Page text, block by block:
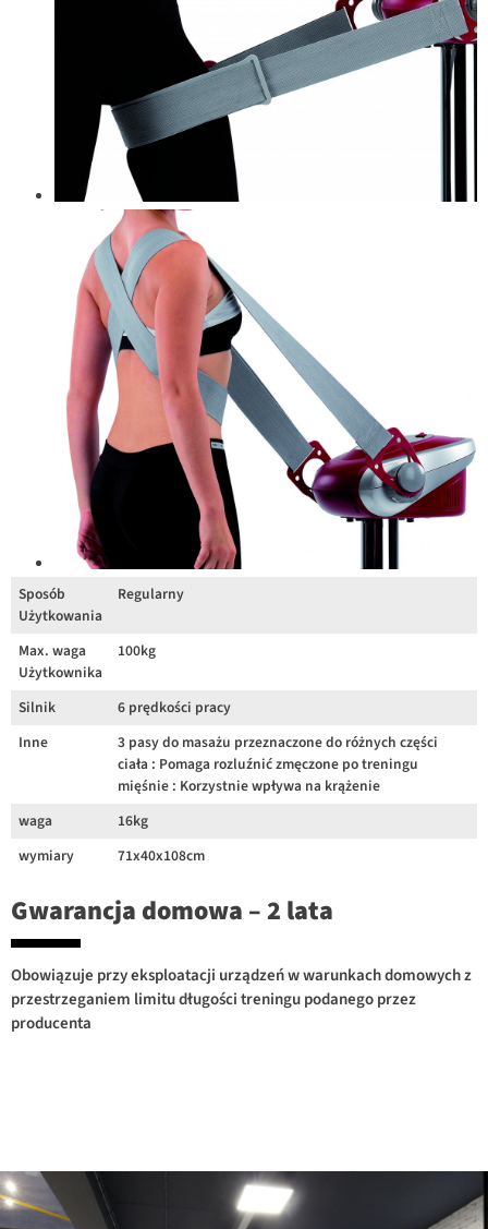
Sposób
Użytkowania
Regularny
Max. waga
Użytkownika
100kg
Silnik
6 prędkości pracy
Inne
3 pasy do masażu przeznaczone do różnych części
ciała : Pomaga rozluźnić zmęczone po treningu
mięśnie : Korzystnie wpływa na krążenie
waga
16kg
wymiary
71x40x108cm
Gwarancja domowa – 2 lata
Obowiązuje przy eksploatacji urządzeń w warunkach domowych z
przestrzeganiem limitu długości treningu podanego przez
producenta